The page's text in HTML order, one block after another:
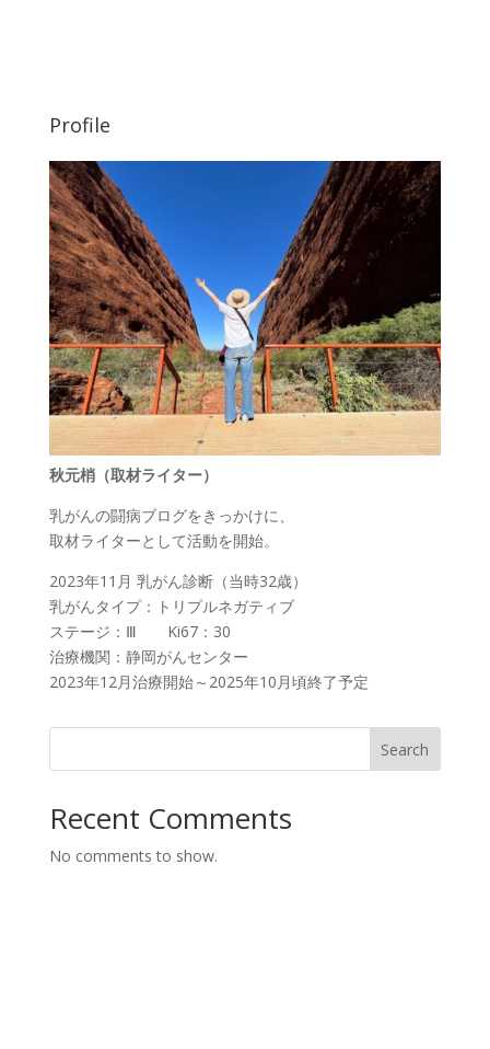
Profile
秋元梢（取材ライター）
乳がんの闘病ブログをきっかけに、
取材ライターとして活動を開始。
2023年11月 乳がん診断（当時32歳）
乳がんタイプ：トリプルネガティブ
ステージ：Ⅲ Ki67：30
治療機関：静岡がんセンター
2023年12月治療開始～2025年10月頃終了予定
Search
Recent Comments
No comments to show.